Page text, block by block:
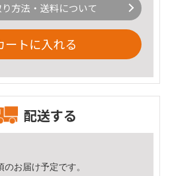
方法・送料について
ートに入れる
配送する
のお届け予定です。